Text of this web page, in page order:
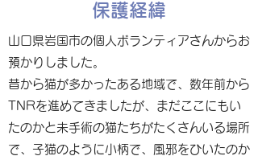
保護経緯
山口県岩国市の個人ボランティアさんからお
預かりしました。
昔から猫が多かったある地域で、数年前から
TNRを進めてきましたが、まだここにもい
たのかと未手術の猫たちがたくさんいる場所
で、子猫のように小柄で、風邪をひいたのか